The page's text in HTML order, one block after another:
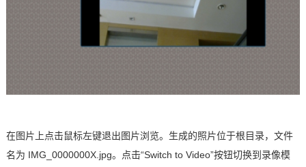
在图片上点击鼠标左键退出图片浏览。生成的照片位于根目录，文件
名为 IMG_0000000X.jpg。点击“Switch to Video”按钮切换到录像模